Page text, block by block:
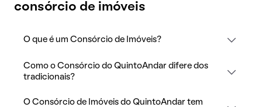
consórcio de imóveis
O que é um Consórcio de Imóveis?
Como o Consórcio do QuintoAndar difere dos
tradicionais?
O Consórcio de Imóveis do QuintoAndar tem